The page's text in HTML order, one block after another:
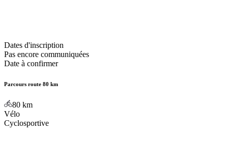
Dates d'inscription
Pas encore communiquées
Date à confirmer
Parcours route 80 km
80 km
Vélo
Cyclosportive